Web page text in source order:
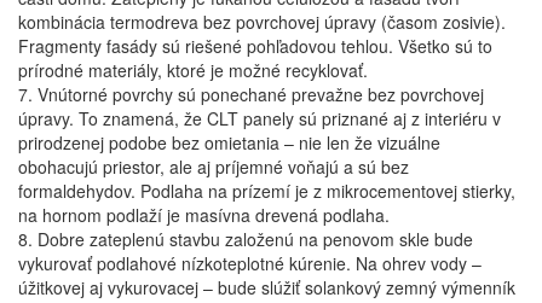
kombinácia termodreva bez povrchovej úpravy (časom zosivie).
Fragmenty fasády sú riešené pohľadovou tehlou. Všetko sú to
prírodné materiály, ktoré je možné recyklovať.
7. Vnútorné povrchy sú ponechané prevažne bez povrchovej
úpravy. To znamená, že CLT panely sú priznané aj z interiéru v
prirodzenej podobe bez omietania – nie len že vizuálne
obohacujú priestor, ale aj príjemné voňajú a sú bez
formaldehydov. Podlaha na prízemí je z mikrocementovej stierky,
na hornom podlaží je masívna drevená podlaha.
8. Dobre zateplenú stavbu založenú na penovom skle bude
vykurovať podlahové nízkoteplotné kúrenie. Na ohrev vody –
úžitkovej aj vykurovacej – bude slúžiť solankový zemný výmenník